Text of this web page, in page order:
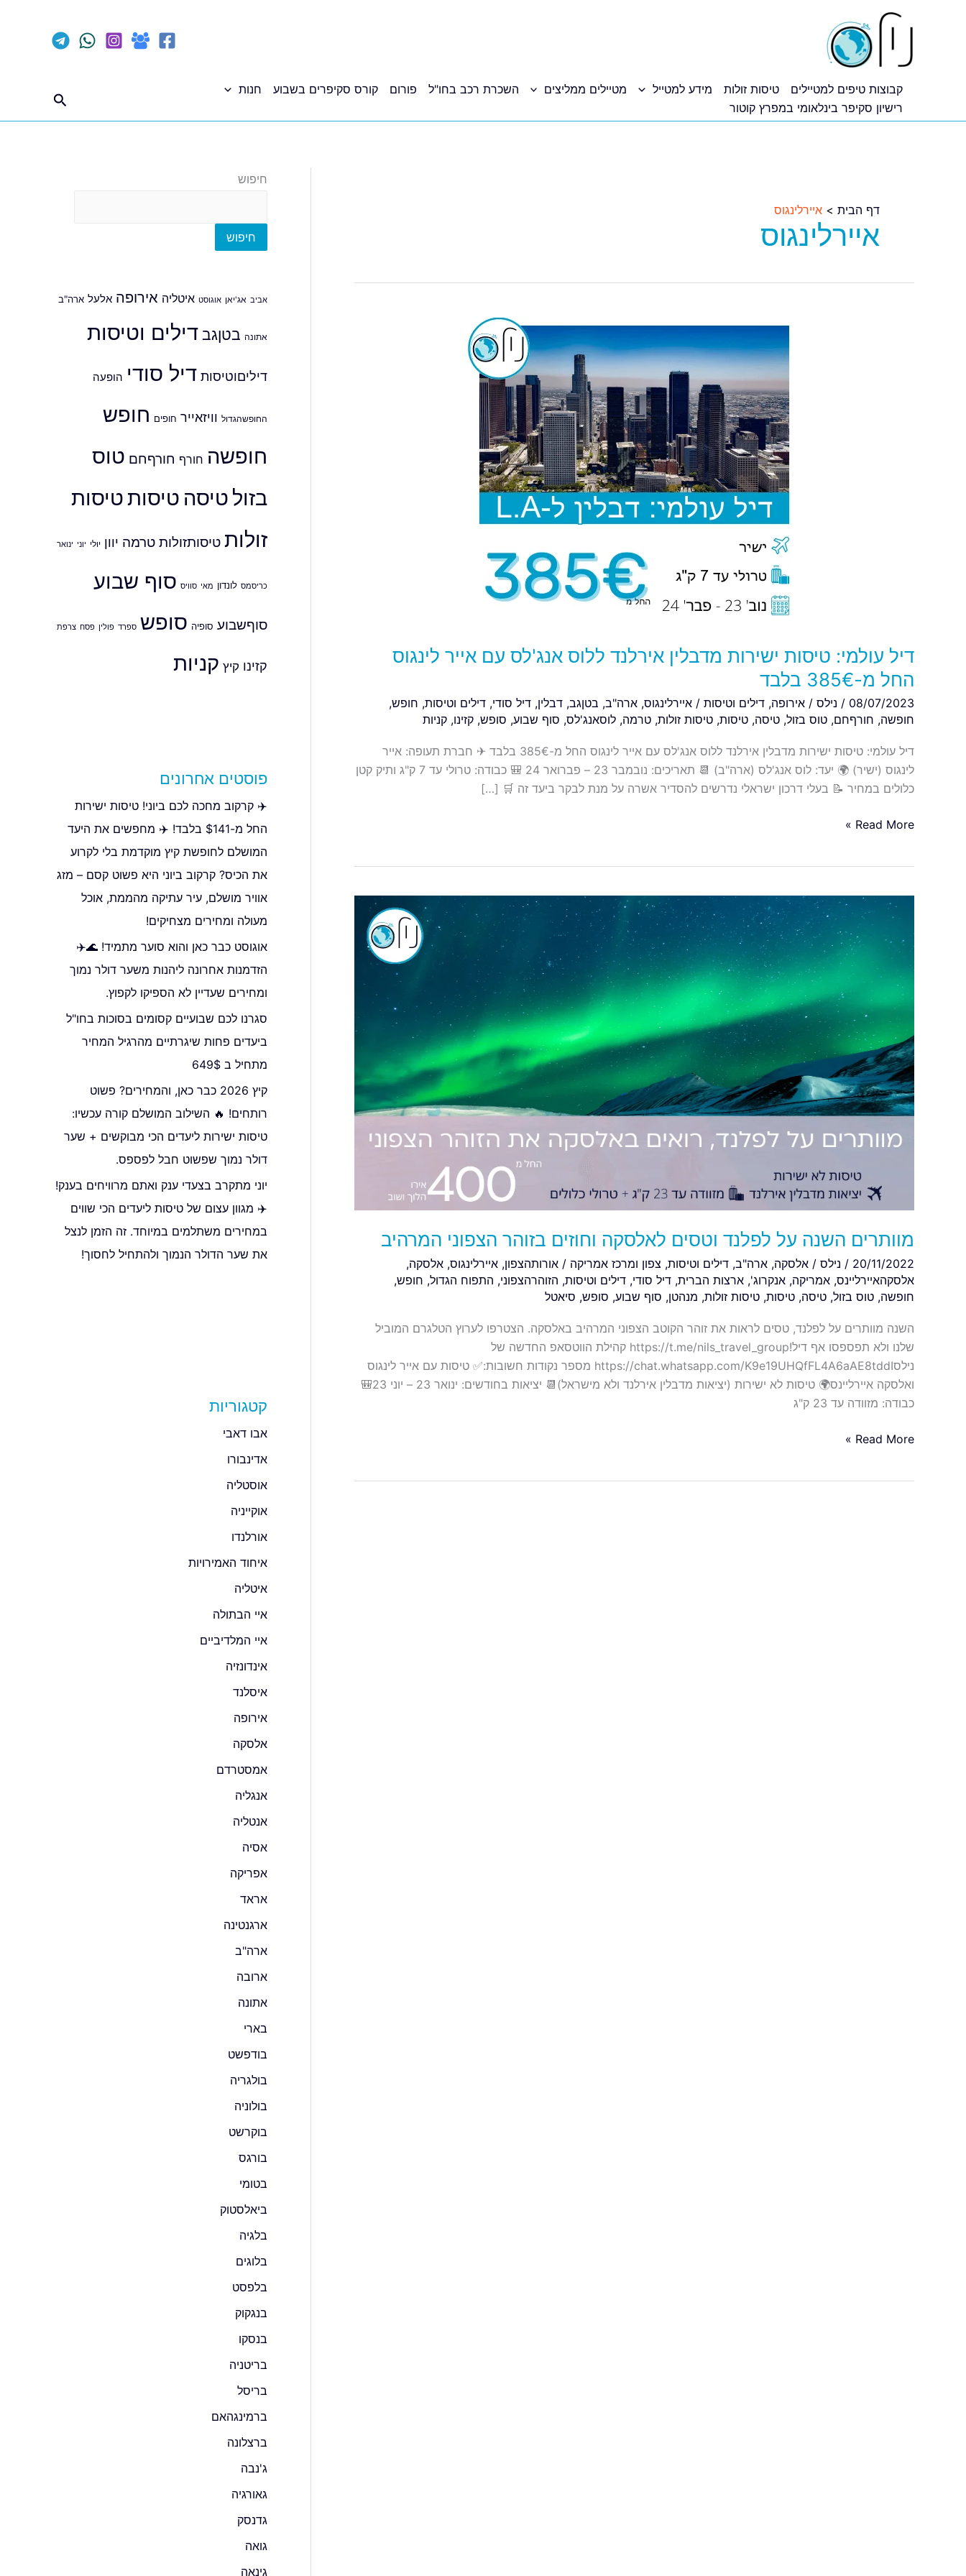
קבוצות טיפים למטיילים טיסות זולות מידע למטייל מטיילים ממליצים השכרת רכב בחו"ל פורום קורס סקיפרים בשבוע
חנות
רישיון סקיפר בינלאומי במפרץ קוטור
חיפוש
דף הבית איירלינגוס
איירלינגוס
דיל עולמי: טיסות ישירות מדבלין אירלנד ללוס אנג'לס עם אייר לינגוס
החל מ-385€ בלבד
08/07/2023
/ נילס / אירופה, דילים וטיסות / איירלינגוס, ארה"ב, בטןגב, דבלין, דיל סודי, דילים וטיסות, חופש,
חופשה, חורףחם, טוס בזול, טיסה, טיסות, טיסות זולות, טרמה, לוסאנג'לס, סוף שבוע, סופש, קזינו, קניות
דיל עולמי: טיסות ישירות מדבלין אירלנד ללוס אנג'לס עם אייר לינגוס החל מ-385€ בלבד ✈ חברת תעופה: אייר
לינגוס (ישיר) 🌍 יעד: לוס אנג'לס (ארה"ב) 📆 תאריכים: נובמבר 23 – פברואר 24 🎒 כבודה: טרולי עד 7 ק"ג ותיק קטן
כלולים במחיר 📝 בעלי דרכון ישראלי נדרשים להסדיר אשרה על מנת לבקר ביעד זה 🛒 […]
Read More »
מוותרים השנה על לפלנד וטסים לאלסקה וחוזים בזוהר הצפוני המרהיב
20/11/2022
/ נילס / אלסקה, ארה"ב, דילים וטיסות, צפון ומרכז אמריקה / אורותהצפון, איירלינגוס, אלסקה,
אלסקהאיירליינס, אמריקה, אנקרוג', ארצות הברית, דיל סודי, דילים וטיסות, הזוהרהצפוני, התפוח הגדול, חופש,
חופשה, טוס בזול, טיסה, טיסות, טיסות זולות, מנהטן, סוף שבוע, סופש, סיאטל
השנה מוותרים על לפלנד, טסים לראות את זוהר הקוטב הצפוני המרהיב באלסקה. הצטרפו לערוץ הטלגרם המוביל
שלנו ולא תפספסו אף דיל!https://t.me/nils_travel_group קהילת הווטסאפ החדשה של
נילסhttps://chat.whatsapp.com/K9e19UHQfFL4A6aAE8tddI מספר נקודות חשובות:✅ טיסות עם אייר לינגוס
ואלסקה איירליינס🌍 טיסות לא ישירות (יציאות מדבלין אירלנד ולא מישראל)📆 יציאות בחודשים: ינואר 23 – יוני 23🎒
כבודה: מזוודה עד 23 ק"ג
מוותרים
על
וטסים
לאלסקה
בזוהר
הצפוני
המרהיב
Read More »
חיפוש
חיפוש
אביב אג'יאן אוגוסט איטליה אירופה אלעל ארה"ב
אתונה בטןגב דילים וטיסות
דיליםוטיסות דיל סודי הופעה
החופשהגדול וויזאייר חופים חופש
חופשה חורף חורףחם טוס
בזול טיסה טיסותטיסות
זולות טיסותזולות טרמה יוון יולי יוני ינואר
כריסמס לונדון מאי סוויס סוף שבוע
סוףשבוע סופיה סופש ספרד פולין פסח צרפת
קזינו קיץ קניות
פוסטים אחרונים
✈️ קרקוב מחכה לכם ביוני! טיסות ישירות
החל מ-$141 בלבד! ✈️ מחפשים את היעד
המושלם לחופשת קיץ מוקדמת בלי לקרוע
את הכיס? קרקוב ביוני היא פשוט קסם – מזג
אוויר מושלם, עיר עתיקה מהממת, אוכל
מעולה ומחירים מצחיקים!
אוגוסט כבר כאן והוא סוער מתמיד! 🌊✈️
הזדמנות אחרונה ליהנות משער דולר נמוך
ומחירים שעדיין לא הספיקו לקפוץ.
סגרנו לכם שבועיים קסומים בסוכות בחו"ל
ביעדים פחות שיגרתיים מהרגיל המחיר
מתחיל ב 649$
קיץ 2026 כבר כאן, והמחירים? פשוט
רותחים! 🔥 השילוב המושלם קורה עכשיו:
טיסות ישירות ליעדים הכי מבוקשים + שער
דולר נמוך שפשוט חבל לפספס.
יוני מתקרב בצעדי ענק ואתם מרוויחים בענק!
✈️ מגוון עצום של טיסות ליעדים הכי שווים
במחירים משתלמים במיוחד. זה הזמן לנצל
את שער הדולר הנמוך ולהתחיל לחסוך!
קטגוריות
אבו דאבי
אדינבורו
אוסטליה
אוקייניה
אורלנדו
איחוד האמירויות
איטליה
איי הבתולה
איי המלדיביים
אינדונזיה
איסלנד
אירופה
אלסקה
אמסטרדם
אנגליה
אנטליה
אסיה
אפריקה
אראד
ארגנטינה
ארה"ב
ארובה
אתונה
בארי
בודפשט
בולגריה
בולוניה
בוקרשט
בורגס
בטומי
ביאלסטוק
בלגיה
בלוגים
בלפסט
בנגקוק
בנסקו
בריטניה
בריסל
ברמינגהאם
ברצלונה
ג'נבה
גאורגיה
גדנסק
גואה
גינאה